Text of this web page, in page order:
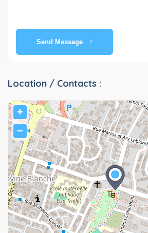
Send Message
Location / Contacts :
+
−